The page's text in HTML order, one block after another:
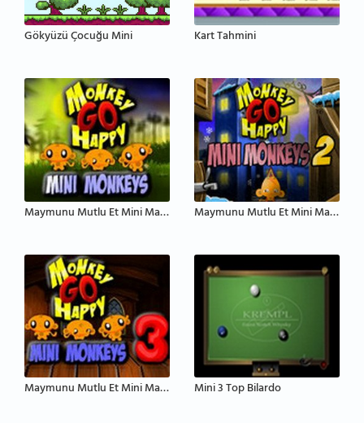
Gökyüzü Çocuğu Mini Kart Tahmini
Maymunu Mutlu Et Mini Maymunlar Maymunu Mutlu Et Mini Maymunlar 2
Maymunu Mutlu Et Mini Maymunlar 3 Mini 3 Top Bilardo